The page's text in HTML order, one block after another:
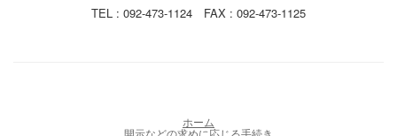
TEL : 092-473-1124 FAX : 092-473-1125
ホーム
開示などの求めに応じる手続き